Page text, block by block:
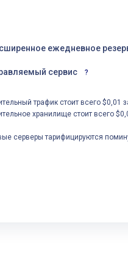
ежедневное
сервис ?
трафик стоит всего $0,01
хранилище стоит всего
серверы тарифицируются